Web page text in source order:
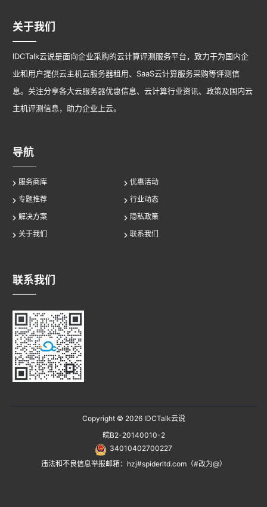
关于我们
IDCTalk云说是面向企业采购的云计算评测服务平台，致力于为国内企
业和用户提供云主机云服务器租用、SaaS云计算服务采购等评测信
息。关注分享各大云服务器优惠信息、云计算行业资讯、政策及国内云
主机评测信息，助力企业上云。
导航
服务商库
优惠活动
专题推荐
行业动态
解决方案
隐私政策
关于我们
联系我们
联系我们
Copyright © 2026IDCTalk云说
皖B2-20140010-2
34010402700227
违法和不良信息举报邮箱：hzj#spiderltd.com（#改为@）